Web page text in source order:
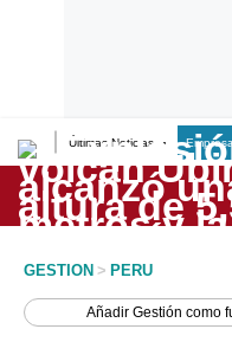
Últimas Noticias
Lo último
Peru Quiosco
GESTION > PERU
AñadirGestión como